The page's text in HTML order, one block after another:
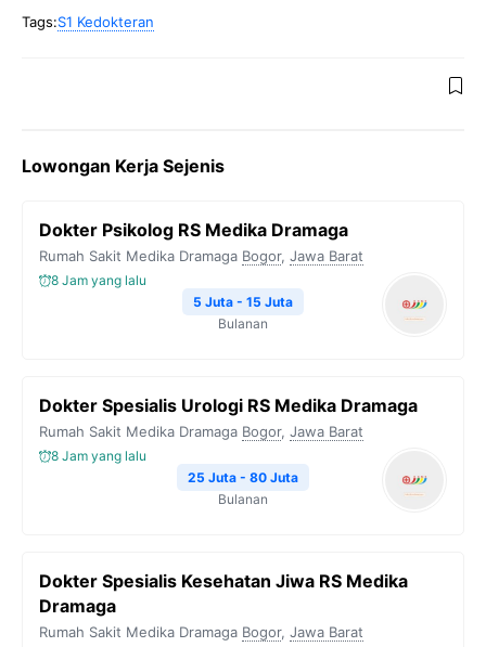
Tags:S1 Kedokteran
Lowongan Kerja Sejenis
Dokter Psikolog RS Medika Dramaga
Rumah Sakit Medika Dramaga Bogor, Jawa Barat
8 Jam yang lalu
5 Juta - 15 Juta
Bulanan
Dokter Spesialis Urologi RS Medika Dramaga
Rumah Sakit Medika Dramaga Bogor, Jawa Barat
8 Jam yang lalu
25 Juta - 80 Juta
Bulanan
Dokter Spesialis Kesehatan Jiwa RS Medika
Dramaga
Rumah Sakit Medika Dramaga Bogor, Jawa Barat